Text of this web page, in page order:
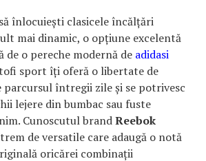
înlocuiești clasicele încălțări
mai dinamic, o opțiune excelentă
de o pereche modernă de adidasi
sport îți oferă o libertate de
parcursul întregii zile și se potrivesc
lejere din bumbac sau fuste
Cunoscutul brandReebok
de versatile care adaugă o notă
oricărei combinații